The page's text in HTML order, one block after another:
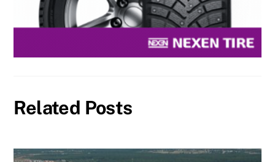
Related Posts